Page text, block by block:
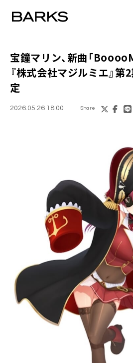
宝鐘マリン、新曲「
『株式会社マジルミエ』
定
2026.05.26 18:00 Share